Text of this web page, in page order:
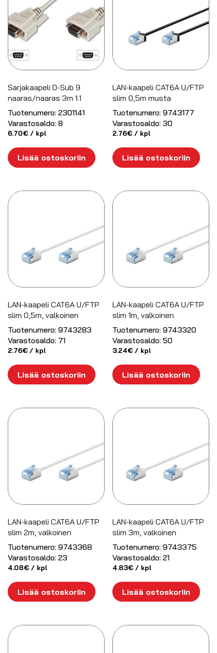
Sarjakaapeli D-Sub 9
naaras/naaras 3m 1:1
Tuotenumero: 2301141
Varastosaldo: 8
6.70€ / kpl
Lisää ostoskoriin
LAN-kaapeli CAT6A U/FTP
slim 0,5m musta
Tuotenumero: 9743177
Varastosaldo: 30
2.76€ / kpl
Lisää ostoskoriin
LAN-kaapeli CAT6A U/FTP
slim 0,5m, valkoinen
Tuotenumero: 9743283
Varastosaldo: 71
2.76€ / kpl
Lisää ostoskoriin
LAN-kaapeli CAT6A U/FTP
slim 1m, valkoinen
Tuotenumero: 9743320
Varastosaldo: 50
3.24€ / kpl
Lisää ostoskoriin
LAN-kaapeli CAT6A U/FTP
slim 2m, valkoinen
Tuotenumero: 9743368
Varastosaldo: 23
4.08€ / kpl
Lisää ostoskoriin
LAN-kaapeli CAT6A U/FTP
slim 3m, valkoinen
Tuotenumero: 9743375
Varastosaldo: 21
4.83€ / kpl
Lisää ostoskoriin